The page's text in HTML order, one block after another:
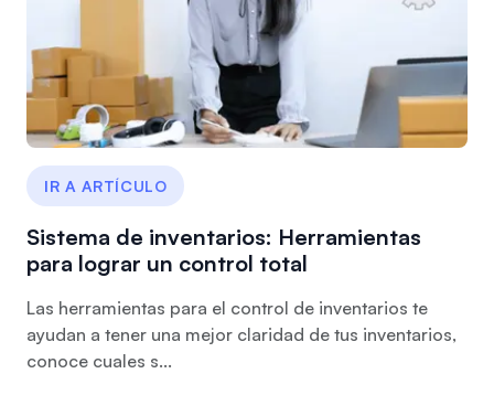
IR A ARTÍCULO
Sistema de inventarios: Herramientas
para lograr un control total
Las herramientas para el control de inventarios te
ayudan a tener una mejor claridad de tus inventarios,
conoce cuales s...